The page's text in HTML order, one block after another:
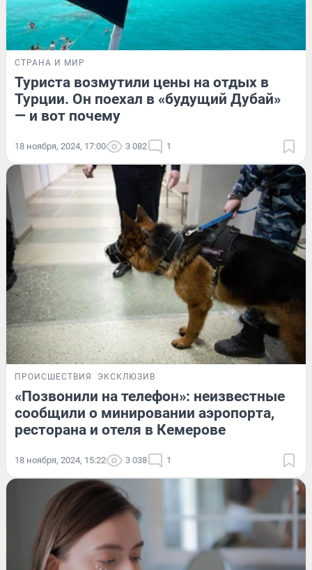
СТРАНА И МИР
Туриста возмутили цены на отдых в
Турции. Он поехал в «будущий Дубай»
— и вот почему
18 ноября, 2024, 17:00 3 082 1
ПРОИСШЕСТВИЯ ЭКСКЛЮЗИВ
«Позвонили на телефон»: неизвестные
сообщили о минировании аэропорта,
ресторана и отеля в Кемерове
18 ноября, 2024, 15:22 3 038 1